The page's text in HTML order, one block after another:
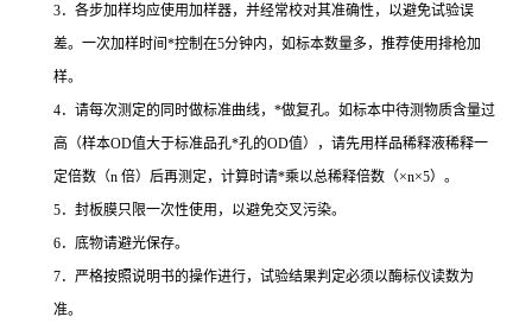
3．各步加样均应使用加样器，并经常校对其准确性，以避免试验误
差。一次加样时间 *控制在5分钟内，如标本数量多，推荐使用排枪加
样。
4．请每次测定的同时做标准曲线， *做复孔。如标本中待测物质含量过
高（样本OD值大于标准品孔*孔的OD值），请先用样品稀释液稀释一
定倍数（n 倍）后再测定，计算时请*乘以总稀释倍数（×n×5）。
5．封板膜只限一次性使用，以避免交叉污染。
6．底物请避光保存。
7．严格按照说明书的操作进行，试验结果判定必须以酶标仪读数为
准。